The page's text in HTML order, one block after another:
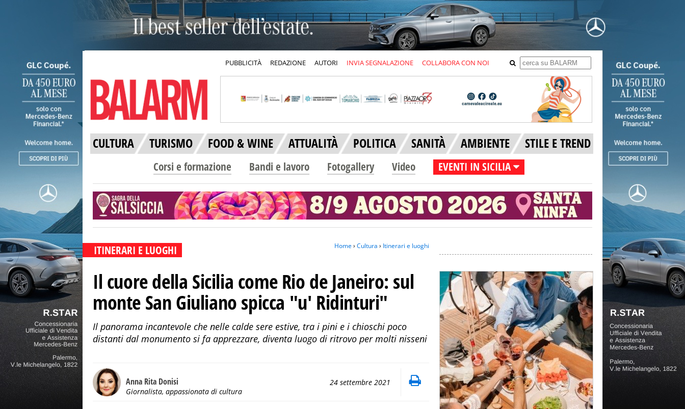
PUBBLICITÀ REDAZIONE AUTORI INVIA SEGNALAZIONE COLLABORA CON NOI
CULTURA TURISMO FOOD & WINE ATTUALITÀ POLITICA SANITÀ AMBIENTE STILE E TREND
Corsi e formazione Bandi e lavoro Fotogallery Video EVENTI IN SICILIA
ITINERARI E LUOGHI Home› Cultura › Itinerari e luoghi
Il cuore della Sicilia come Rio de Janeiro: sul
monte San Giuliano spicca "u' Ridinturi"
Il panorama incantevole che nelle calde sere estive, tra i pini e i chioschi poco
distanti dal monumento si fa apprezzare, diventa luogo di ritrovo per molti nisseni
Anna Rita Donisi
Giornalista, appassionata di cultura
24 settembre 2021